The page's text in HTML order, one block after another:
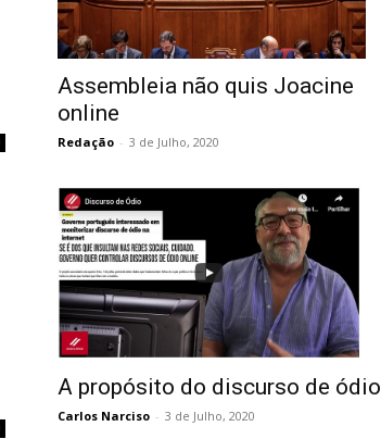
Assembleia não quis Joacine
online
Redação - 3 de Julho, 2020
A propósito do discurso de ódio
Carlos Narciso - 3 de Julho, 2020